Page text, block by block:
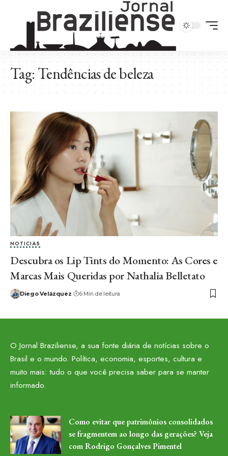
Tag:Tendências de beleza
NOTICIAS
Descubra os Lip Tints do Momento: As Cores e
Marcas Mais Queridas por Nathalia Belletato
Diego Velázquez 6 Min de leitura
O Jornal Braziliense, a sua fonte diária de notícias sobre o
Brasil e o mundo. Política, economia, esportes, cultura e
muito mais: tudo o que você precisa saber para se manter
informado.
Como evitar que patrimônios consolidados
se fragmentem ao longo das gerações? Veja
com Rodrigo Gonçalves Pimentel